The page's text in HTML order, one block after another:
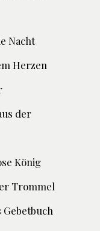
Nacht
Herzen
der
König
Trommel